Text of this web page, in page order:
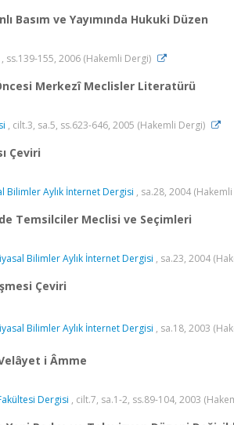
Basım ve Yayımında Hukuki Düzen
ss.139-155, 2006 (Hakemli Dergi)
Merkezî Meclisler Literatürü
, cilt.3, sa.5, ss.623-646, 2005 (Hakemli Dergi)
Çeviri
Bilimler Aylık İnternet Dergisi , sa.28, 2004
Temsilciler Meclisi ve Seçimleri
Bilimler Aylık İnternet Dergisi , sa.23, 2004
Çeviri
Bilimler Aylık İnternet Dergisi , sa.18, 2003
i Âmme
Dergisi , cilt.7, sa.1-2, ss.89-104, 2003